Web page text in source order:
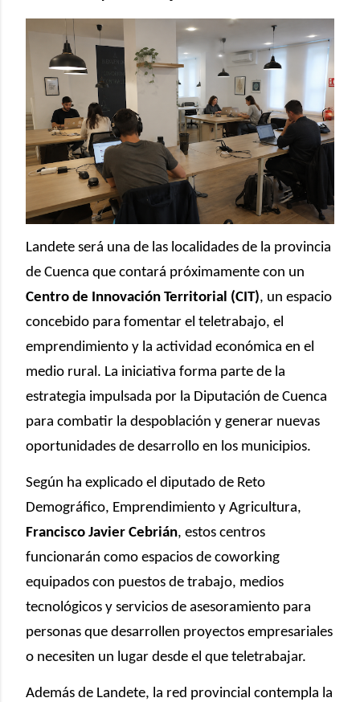
Landete será una de las localidades de la provincia
de Cuenca que contará próximamente con un
Centro de Innovación Territorial (CIT), un espacio
concebido para fomentar el teletrabajo, el
emprendimiento y la actividad económica en el
medio rural. La iniciativa forma parte de la
estrategia impulsada por la Diputación de Cuenca
para combatir la despoblación y generar nuevas
oportunidades de desarrollo en los municipios.
Según ha explicado el diputado de Reto
Demográfico, Emprendimiento y Agricultura,
Francisco Javier Cebrián, estos centros
funcionarán como espacios de coworking
equipados con puestos de trabajo, medios
tecnológicos y servicios de asesoramiento para
personas que desarrollen proyectos empresariales
o necesiten un lugar desde el que teletrabajar.
Además de Landete, la red provincial contempla la